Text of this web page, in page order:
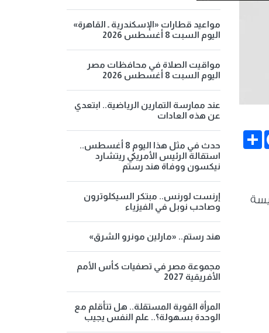
Share
مواعيد قطارات «الإسكندرية ـ القاهرة»
اليوم السبت 8 أغسطس 2026
مواقيت الصلاة في محافظات مصر
اليوم السبت 8 أغسطس 2026
عند ممارسة التمارين الرياضية.. ابتعدي
عن هذه العادات
حدث في مثل هذا اليوم 8 أغسطس..
استقالة الرئيس الأمريكي ريتشارد
نيكسون ووفاة هند رستم
إرنست لورنس.. مبتكر السيكلوترون
وصاحب نوبل في الفيزياء
هند رستم.. «مارلين مونرو الشرق»
مجموعة مصر في تصفيات كأس الأمم
الأفريقية 2027
المرأة القوية المستقلة.. هل تتأقلم مع
الوحدة بسهولة؟.. علم النفس يجيب